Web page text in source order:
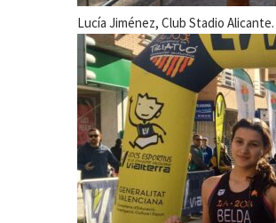
Lucía Jiménez, Club Stadio